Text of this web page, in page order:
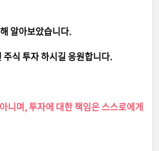
알아보았습니다.
식 투자 하시길 응원합니다.
니며, 투자에 대한 책임은 스스로에게